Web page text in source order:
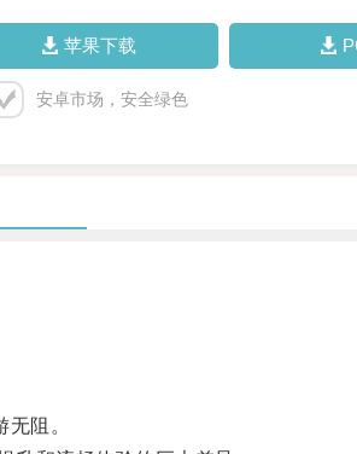
苹果下载
安卓市场，安全绿色
阻。